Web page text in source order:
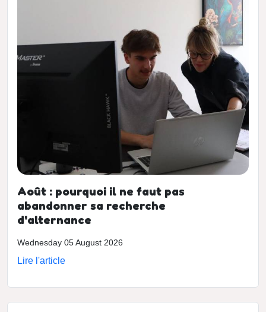
Août : pourquoi il ne faut pas
abandonner sa recherche
d'alternance
Wednesday 05 August 2026
Lire l'article